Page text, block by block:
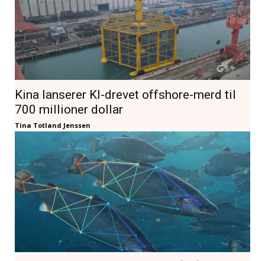
Kina lanserer KI-drevet offshore-merd til
700 millioner dollar
Tina Totland Jenssen -